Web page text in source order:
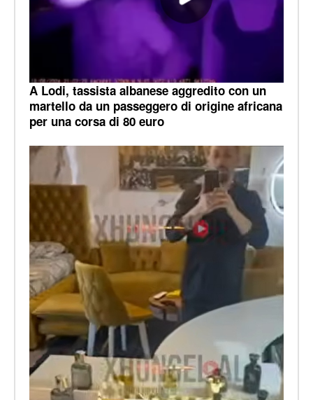
A Lodi, tassista albanese aggredito con un
martello da un passeggero di origine africana
per una corsa di 80 euro